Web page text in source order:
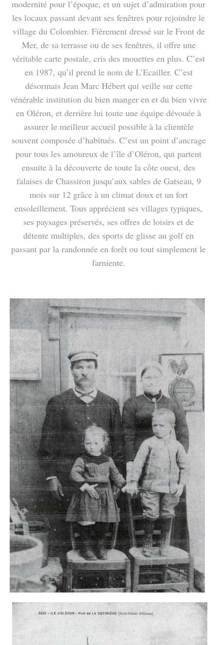
modernité pour l’époque, et un sujet d’admiration pour
les locaux passant devant ses fenêtres pour rejoindre le
village du Colombier. Fièrement dressé sur le Front de
Mer, de sa terrasse ou de ses fenêtres, il offre une
véritable carte postale, cris des mouettes en plus. C’est
en 1987, qu’il prend le nom de L’Ecailler. C’est
désormais Jean Marc Hébert qui veille sur cette
vénérable institution du bien manger en et du bien vivre
en Oléron, et derrière lui toute une équipe dévouée à
assurer le meilleur accueil possible à la clientèle
souvent composée d’habitués. C’est un point d’ancrage
pour tous les amoureux de l’île d’Oléron, qui partent
ensuite à la découverte de toute la côte ouest, des
falaises de Chassiron jusqu’aux sables de Gatseau, 9
mois sur 12 grâce à un climat doux et un fort
ensoleillement. Tous apprécient ses villages typiques,
ses paysages préservés, ses offres de loisirs et de
détente multiples, des sports de glisse au golf en
passant par la randonnée en forêt ou tout simplement le
farniente.